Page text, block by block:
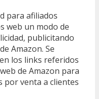
para afiliados
web un modo de
publicitando
Amazon. Se
los links referidos
de Amazon para
por venta a clientes